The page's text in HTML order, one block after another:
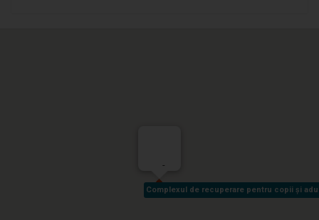
Complexul de recuperare pentru copii și
Complexul de recuperare pentru copii și
-